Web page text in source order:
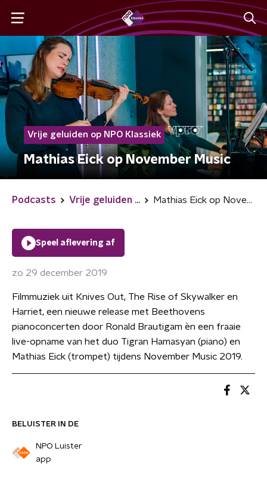
Vrije geluiden op NPO Klassiek
Mathias Eick op November Music
Podcasts Vrije geluiden ... Mathias Eick op November Music
BELUISTER IN DE
NPO Luister
app
Speel aflevering af
zo 29 december 2019
Filmmuziek uit Knives Out, The Rise of Skywalker en
Harriet, een nieuwe release met Beethovens
pianoconcerten door Ronald Brautigam èn een fraaie
live-opname van het duo Tigran Hamasyan (piano) en
Mathias Eick (trompet) tijdens November Music 2019.